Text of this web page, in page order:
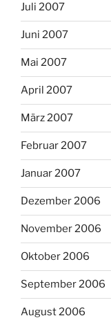
Juli 2007
Juni 2007
Mai 2007
April 2007
März 2007
Februar 2007
Januar 2007
Dezember 2006
November 2006
Oktober 2006
September 2006
August 2006